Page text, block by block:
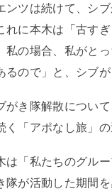
ツは続けて、シ
れに本木は「古す
私の場合、私がと
るので」と、シブ
き隊解散につい
く「アポなし旅」
「私たちのグル
隊が活動した期間